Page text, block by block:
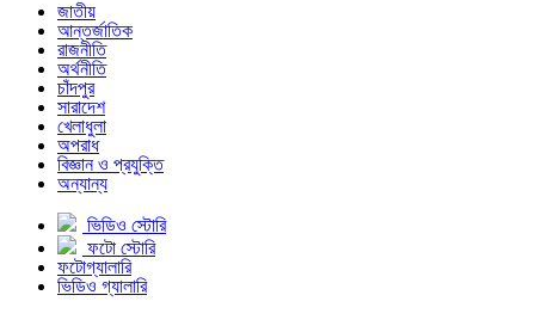
জাতীয়
আন্তর্জাতিক
রাজনীতি
অর্থনীতি
চাঁদপুর
সারাদেশ
খেলাধুলা
অপরাধ
বিজ্ঞান ও প্রযুক্তি
অন্যান্য
ভিডিও স্টোরি
ফটো স্টোরি
ফটোগ্যালারি
ভিডিও গ্যালারি